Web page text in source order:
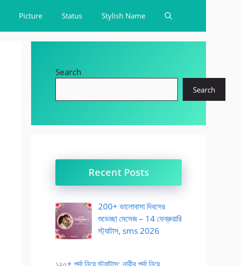
Picture Status Stylish Name
Search
Search
Recent Posts
200+ ভালোবাসা দিবসের
শুভেচ্ছা মেসেজ – 14 ফেব্রুয়ারি
স্ট্যাটাস, sms 2026